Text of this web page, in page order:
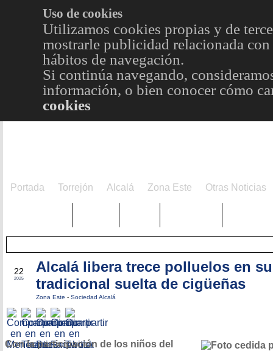
Uso de cookies
Utilizamos cookies propias y de
mostrarle publicidad relacionada
hábitos de navegación.
Si continúa navegando,
información, o bien conocer cómo
cookies
Portada Torrejón Alcalá Zona Este Otras Noticias
22
2025
Alcalá libera trece polluelos en su
tradicional suelta de cigüeñas
Zona Este - Sociedad Alcalá
Con la participación de los niños del